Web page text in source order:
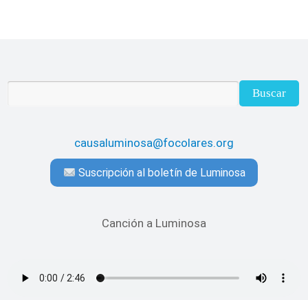
causaluminosa@focolares.org
Suscripción al boletín de Luminosa
Canción a Luminosa